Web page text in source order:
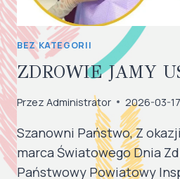
BEZ KATEGORII
ZDROWIE JAMY
Przez Administrator 2026-03-17
Szanowni Państwo, Z
marca Światowego Dnia
Państwowy Powiatowy